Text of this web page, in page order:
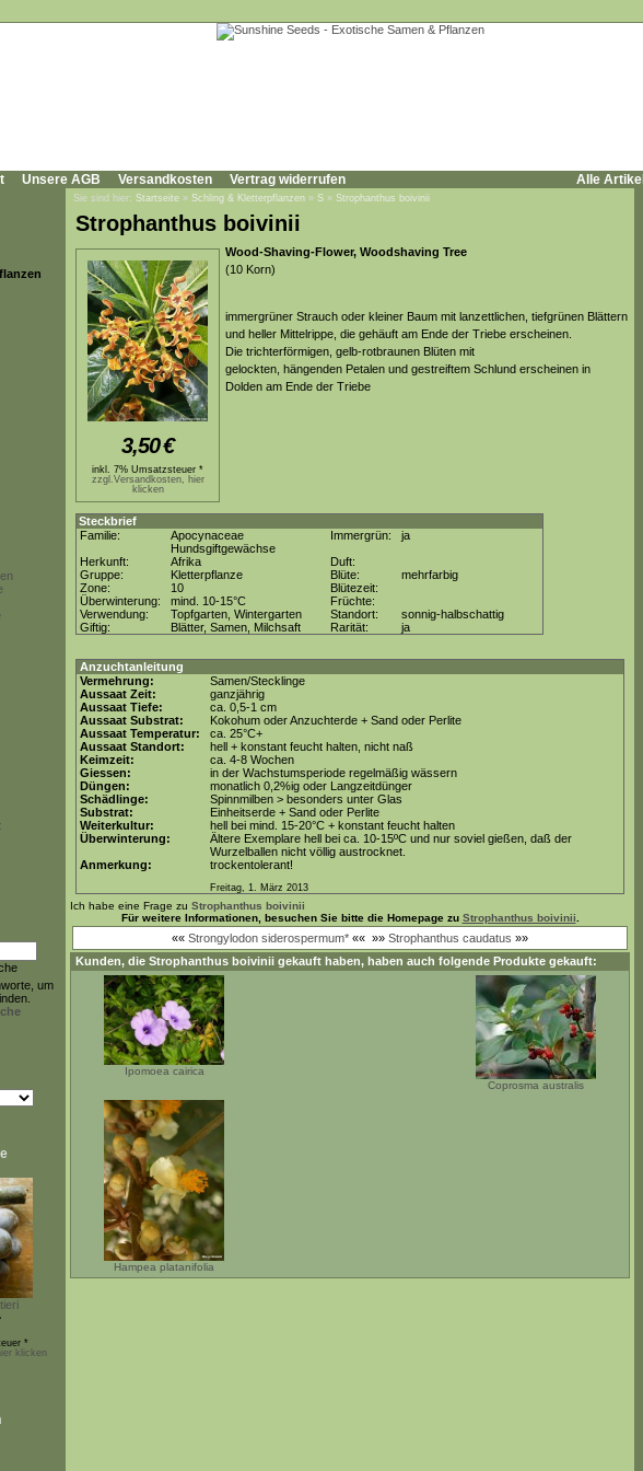
Unsere AGB Versandkosten Vertrag widerrufen Alle Artikel
um
*
klicken
Sie sind hier: Startseite » Schling & Kletterpflanzen » S » Strophanthus boivinii
Strophanthus boivinii
3,50€
inkl. 7% Umsatzsteuer *
zzgl.Versandkosten, hier
klicken
Wood-Shaving-Flower, Woodshaving Tree
(10 Korn)
immergrüner Strauch oder kleiner Baum mit lanzettlichen, tiefgrünen Blättern
und heller Mittelrippe, die gehäuft am Ende der Triebe erscheinen.
Die trichterförmigen, gelb-rotbraunen Blüten mit
gelockten, hängenden Petalen und gestreiftem Schlund erscheinen in
Dolden am Ende der Triebe
Steckbrief
Familie:
Apocynaceae
Hundsgiftgewächse
Immergrün:
ja
Herkunft:
Afrika
Duft:
Gruppe:
Kletterpflanze Blüte:
mehrfarbig
Zone:
10
Blütezeit:
Überwinterung:
mind. 10-15°C
Früchte:
Verwendung:
Topfgarten, Wintergarten Standort:
sonnig-halbschattig
Giftig:
Blätter, Samen, Milchsaft Rarität: ja
Anzuchtanleitung
Vermehrung:
Samen/Stecklinge
Aussaat Zeit:
ganzjährig
Aussaat Tiefe:
ca. 0,5-1 cm
Aussaat Substrat:
Kokohum oder Anzuchterde + Sand oder Perlite
Aussaat Temperatur:
ca. 25°C+
Aussaat Standort:
hell + konstant feucht halten, nicht naß
Keimzeit:
ca. 4-8 Wochen
Giessen:
in der Wachstumsperiode regelmäßig wässern
Düngen:
monatlich 0,2%ig oder Langzeitdünger
Schädlinge:
Spinnmilben > besonders unter Glas
Substrat:
Einheitserde + Sand oder Perlite
Weiterkultur:
hell bei mind. 15-20°C + konstant feucht halten
Überwinterung:
Ältere Exemplare hell bei ca. 10-15ºC und nur soviel gießen, daß der
Wurzelballen nicht völlig austrocknet.
Anmerkung:
trockentolerant!
Freitag, 1. März 2013
Ich habe eine Frage zu Strophanthus boivinii
Für weitere Informationen, besuchen Sie bitte die Homepage zu Strophanthus boivinii
«« Strongylodon siderospermum* «« »» Strophanthus caudatus »»
Kunden, die Strophanthus boivinii gekauft haben, haben auch folgende Produkte gekauft:
Ipomoea cairica
Coprosma australis
Hampea platanifolia